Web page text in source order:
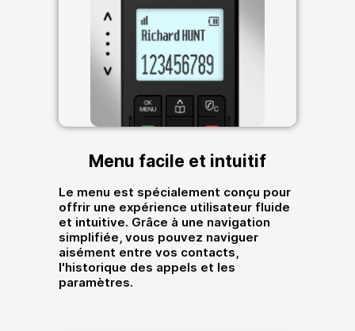
Menu facile et intuitif
Le menu est spécialement conçu pour
offrir une expérience utilisateur fluide
et intuitive. Grâce à une navigation
simplifiée, vous pouvez naviguer
aisément entre vos contacts,
l'historique des appels et les
paramètres.